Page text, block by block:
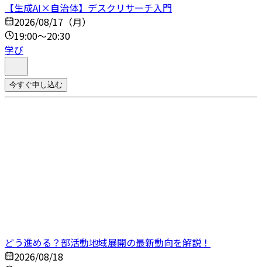
【生成AI×自治体】デスクリサーチ入門
2026/08/17（月）
19:00～20:30
学び
今すぐ申し込む
どう進める？部活動地域展開の最新動向を解説！
2026/08/18